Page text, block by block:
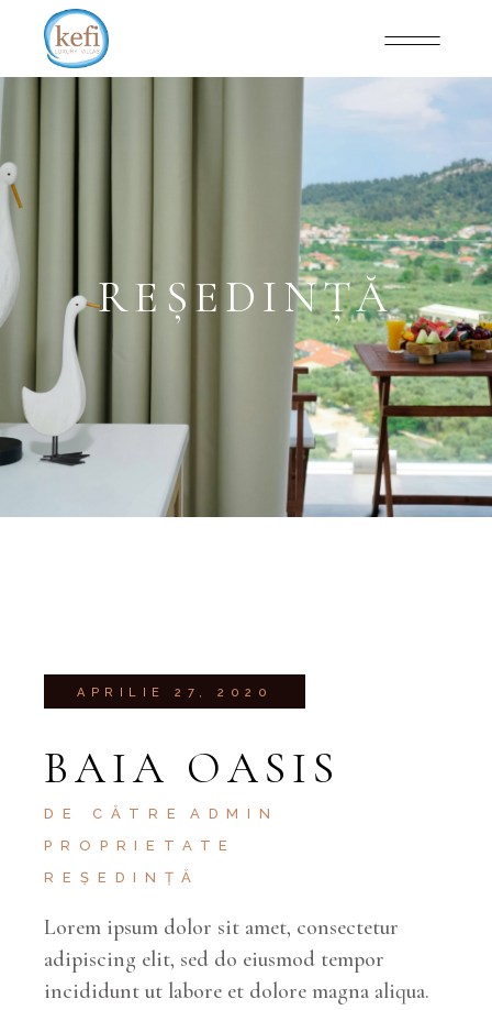
REȘEDINȚĂ
APRILIE 27, 2020
BAIA OASIS
DE CĂTRE
ADMIN
PROPRIETATE
REȘEDINȚĂ
Lorem ipsum dolor sit amet, consectetur
adipiscing elit, sed do eiusmod tempor
incididunt ut labore et dolore magna aliqua.